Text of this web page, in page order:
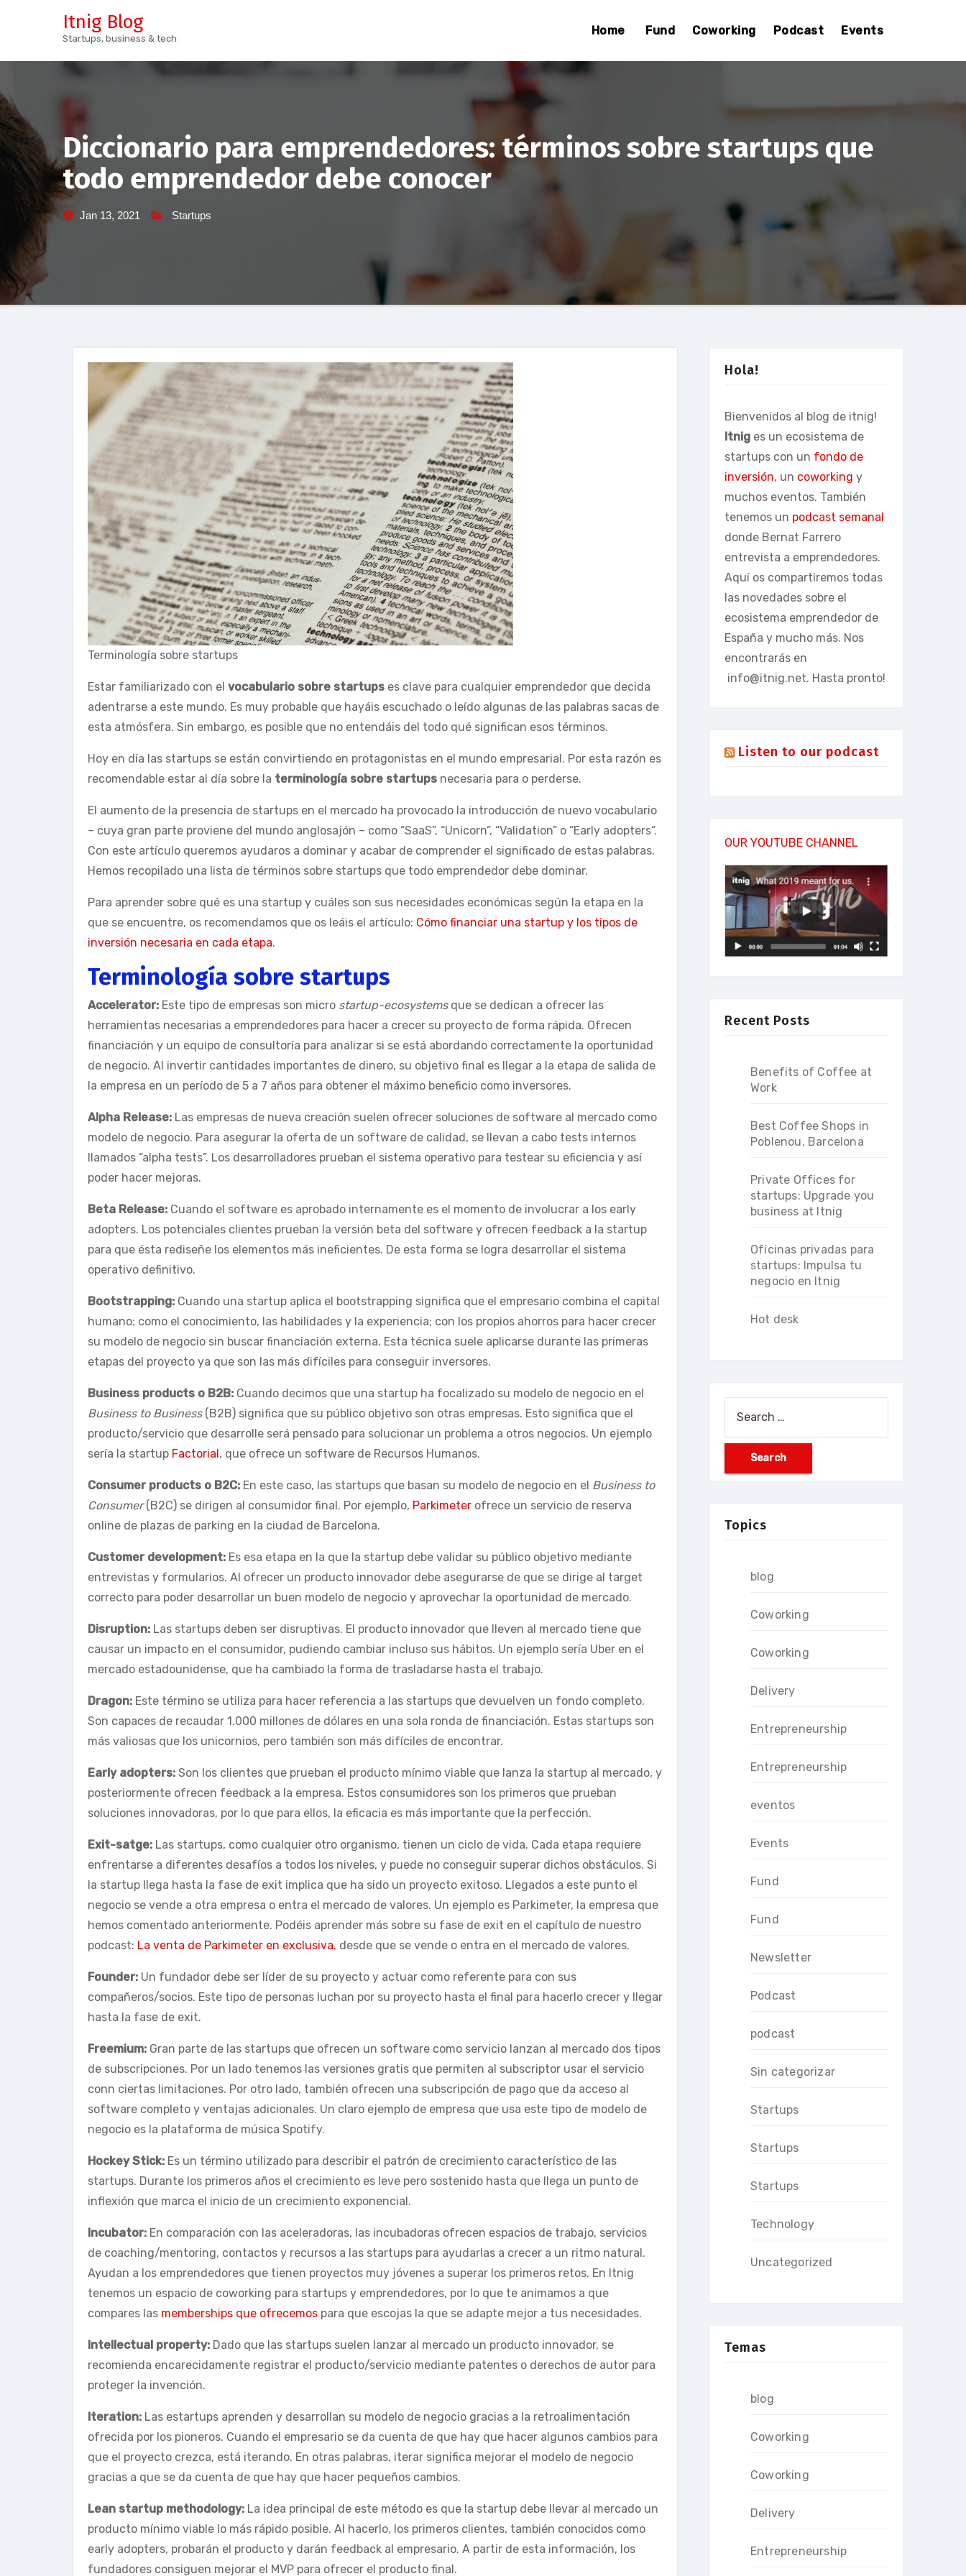
Itnig Blog
Startups, business & tech
Home Fund Coworking Podcast Events
Diccionario para emprendedores: términos sobre startups que
todo emprendedor debe conocer
Jan 13, 2021 Startups
Terminología sobre startups
Estar familiarizado con el vocabulario sobre startups es clave para cualquier emprendedor que decida
adentrarse a este mundo. Es muy probable que hayáis escuchado o leído algunas de las palabras sacas de
esta atmósfera. Sin embargo, es posible que no entendáis del todo qué significan esos términos.
Hoy en día las startups se están convirtiendo en protagonistas en el mundo empresarial. Por esta razón es
recomendable estar al día sobre la terminología sobre startups necesaria para o perderse.
El aumento de la presencia de startups en el mercado ha provocado la introducción de nuevo vocabulario
– cuya gran parte proviene del mundo anglosajón – como “SaaS”, “Unicorn”, “Validation” o “Early adopters”.
Con este artículo queremos ayudaros a dominar y acabar de comprender el significado de estas palabras.
Hemos recopilado una lista de términos sobre startups que todo emprendedor debe dominar.
Para aprender sobre qué es una startup y cuáles son sus necesidades económicas según la etapa en la
que se encuentre, os recomendamos que os leáis el artículo: Cómo financiar una startup y los tipos de
inversión necesaria en cada etapa.
Terminología sobre startups
Accelerator: Este tipo de empresas son micro startup-ecosystemsque se dedican a ofrecer las
herramientas necesarias a emprendedores para hacer a crecer su proyecto de forma rápida. Ofrecen
financiación y un equipo de consultoría para analizar si se está abordando correctamente la oportunidad
de negocio. Al invertir cantidades importantes de dinero, su objetivo final es llegar a la etapa de salida de
la empresa en un período de 5 a 7 años para obtener el máximo beneficio como inversores.
Alpha Release: Las empresas de nueva creación suelen ofrecer soluciones de software al mercado como
modelo de negocio. Para asegurar la oferta de un software de calidad, se llevan a cabo tests internos
llamados “alpha tests”. Los desarrolladores prueban el sistema operativo para testear su eficiencia y así
poder hacer mejoras.
Beta Release: Cuando el software es aprobado internamente es el momento de involucrar a los early
adopters. Los potenciales clientes prueban la versión beta del software y ofrecen feedback a la startup
para que ésta rediseñe los elementos más ineficientes. De esta forma se logra desarrollar el sistema
operativo definitivo.
Bootstrapping: Cuando una startup aplica el bootstrapping significa que el empresario combina el capital
humano; como el conocimiento, las habilidades y la experiencia; con los propios ahorros para hacer crecer
su modelo de negocio sin buscar financiación externa. Esta técnica suele aplicarse durante las primeras
etapas del proyecto ya que son las más difíciles para conseguir inversores.
Business products o B2B: Cuando decimos que una startup ha focalizado su modelo de negocio en el
Business to Business(B2B) significa que su público objetivo son otras empresas. Esto significa que el
producto/servicio que desarrolle será pensado para solucionar un problema a otros negocios. Un ejemplo
sería la startup Factorial , que ofrece un software de Recursos Humanos.
Consumer products o B2C: En este caso, las startups que basan su modelo de negocio en el Business to
Consumer(B2C) se dirigen al consumidor final. Por ejemplo, Parkimeter ofrece un servicio de reserva
online de plazas de parking en la ciudad de Barcelona.
Customer development: Es esa etapa en la que la startup debe validar su público objetivo mediante
entrevistas y formularios. Al ofrecer un producto innovador debe asegurarse de que se dirige al target
correcto para poder desarrollar un buen modelo de negocio y aprovechar la oportunidad de mercado.
Disruption: Las startups deben ser disruptivas. El producto innovador que lleven al mercado tiene que
causar un impacto en el consumidor, pudiendo cambiar incluso sus hábitos. Un ejemplo sería Uber en el
mercado estadounidense, que ha cambiado la forma de trasladarse hasta el trabajo.
Dragon: Este término se utiliza para hacer referencia a las startups que devuelven un fondo completo.
Son capaces de recaudar 1.000 millones de dólares en una sola ronda de financiación. Estas startups son
más valiosas que los unicornios, pero también son más difíciles de encontrar.
Early adopters: Son los clientes que prueban el producto mínimo viable que lanza la startup al mercado, y
posteriormente ofrecen feedback a la empresa. Estos consumidores son los primeros que prueban
soluciones innovadoras, por lo que para ellos, la eficacia es más importante que la perfección.
Exit-satge: Las startups, como cualquier otro organismo, tienen un ciclo de vida. Cada etapa requiere
enfrentarse a diferentes desafíos a todos los niveles, y puede no conseguir superar dichos obstáculos. Si
la startup llega hasta la fase de exit implica que ha sido un proyecto exitoso. Llegados a este punto el
negocio se vende a otra empresa o entra el mercado de valores. Un ejemplo es Parkimeter, la empresa que
hemos comentado anteriormente. Podéis aprender más sobre su fase de exit en el capítulo de nuestro
podcast: La venta de Parkimeter en exclusiva. desde que se vende o entra en el mercado de valores.
Founder: Un fundador debe ser líder de su proyecto y actuar como referente para con sus
compañeros/socios. Este tipo de personas luchan por su proyecto hasta el final para hacerlo crecer y llegar
hasta la fase de exit.
Freemium: Gran parte de las startups que ofrecen un software como servicio lanzan al mercado dos tipos
de subscripciones. Por un lado tenemos las versiones gratis que permiten al subscriptor usar el servicio
conn ciertas limitaciones. Por otro lado, también ofrecen una subscripción de pago que da acceso al
software completo y ventajas adicionales. Un claro ejemplo de empresa que usa este tipo de modelo de
negocio es la plataforma de música Spotify.
Hockey Stick: Es un término utilizado para describir el patrón de crecimiento característico de las
startups. Durante los primeros años el crecimiento es leve pero sostenido hasta que llega un punto de
inflexión que marca el inicio de un crecimiento exponencial.
Incubator: En comparación con las aceleradoras, las incubadoras ofrecen espacios de trabajo, servicios
de coaching/mentoring, contactos y recursos a las startups para ayudarlas a crecer a un ritmo natural.
Ayudan a los emprendedores que tienen proyectos muy jóvenes a superar los primeros retos. En Itnig
tenemos un espacio de coworking para startups y emprendedores, por lo que te animamos a que
compares las memberships que ofrecemos para que escojas la que se adapte mejor a tus necesidades.
Intellectual property: Dado que las startups suelen lanzar al mercado un producto innovador, se
recomienda encarecidamente registrar el producto/servicio mediante patentes o derechos de autor para
proteger la invención.
Iteration: Las estartups aprenden y desarrollan su modelo de negocio gracias a la retroalimentación
ofrecida por los pioneros. Cuando el empresario se da cuenta de que hay que hacer algunos cambios para
que el proyecto crezca, está iterando. En otras palabras, iterar significa mejorar el modelo de negocio
gracias a que se da cuenta de que hay que hacer pequeños cambios.
Lean startup methodology: La idea principal de este método es que la startup debe llevar al mercado un
producto mínimo viable lo más rápido posible. Al hacerlo, los primeros clientes, también conocidos como
early adopters, probarán el producto y darán feedback al empresario. A partir de esta información, los
fundadores consiguen mejorar el MVP para ofrecer el producto final.
Hola!
Bienvenidos al blog de itnig!
Itnig es un ecosistema de
startups con un fondo de
inversión, un coworking y
muchos eventos. También
tenemos un podcast semanal
donde Bernat Farrero
entrevista a emprendedores.
Aquí os compartiremos todas
las novedades sobre el
ecosistema emprendedor de
España y mucho más. Nos
encontrarás en
info@itnig.net. Hasta pronto!
Listen to our podcast
OUR YOUTUBE CHANNEL
Recent Posts
Benefits of Coffee at
Work
Best Coffee Shops in
Poblenou, Barcelona
Private Offices for
startups: Upgrade you
business at Itnig
Oficinas privadas para
startups: Impulsa tu
negocio en Itnig
Hot desk
Topics
blog
Coworking
Coworking
Delivery
Entrepreneurship
Entrepreneurship
eventos
Events
Fund
Fund
Newsletter
Podcast
podcast
Sin categorizar
Startups
Startups
Startups
Technology
Uncategorized
Temas
blog
Coworking
Coworking
Delivery
Entrepreneurship